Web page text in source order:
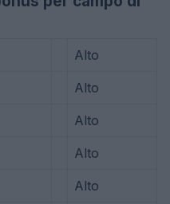
Alto
Alto
Alto
Alto
Alto